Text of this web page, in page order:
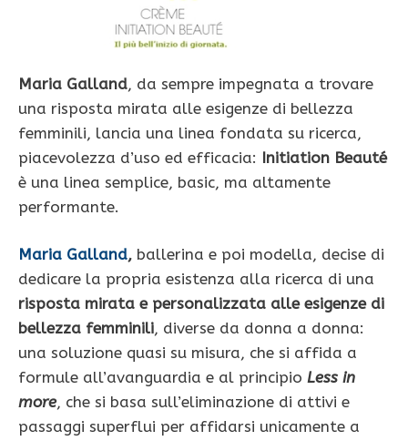
Maria Galland, da sempre impegnata a trovare
una risposta mirata alle esigenze di bellezza
femminili, lancia una linea fondata su ricerca,
piacevolezza d’uso ed efficacia: Initiation Beauté
è una linea semplice, basic, ma altamente
performante.
Maria Galland, ballerina e poi modella, decise di
dedicare la propria esistenza alla ricerca di una
risposta mirata e personalizzata alle esigenze di
bellezza femminili, diverse da donna a donna:
una soluzione quasi su misura, che si affida a
formule all’avanguardia e al principio Less in
more, che si basa sull’eliminazione di attivi e
passaggi superflui per affidarsi unicamente a